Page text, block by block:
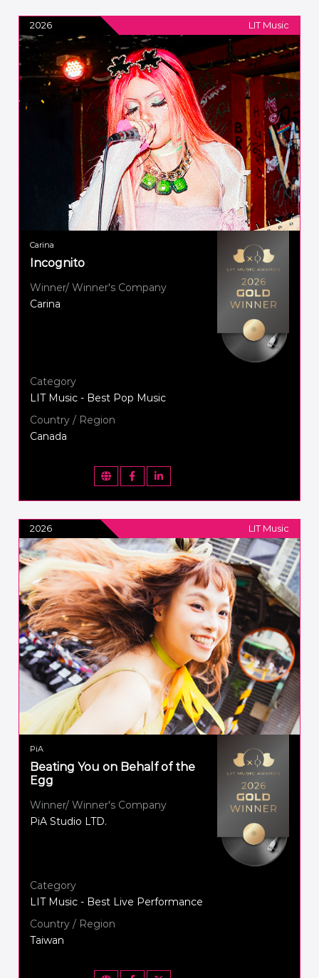
2026 LIT Music
Carina
Incognito
Winner/ Winner's Company
Carina
Category
LIT Music - Best Pop Music
Country / Region
Canada
2026 LIT Music
PiA
Beating You on Behalf of the
Egg
Winner/ Winner's Company
PiA Studio LTD.
Category
LIT Music - Best Live Performance
Country / Region
Taiwan